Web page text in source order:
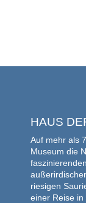
HAUS
Auf mehr als
Museum die
riesigen
einer Reise